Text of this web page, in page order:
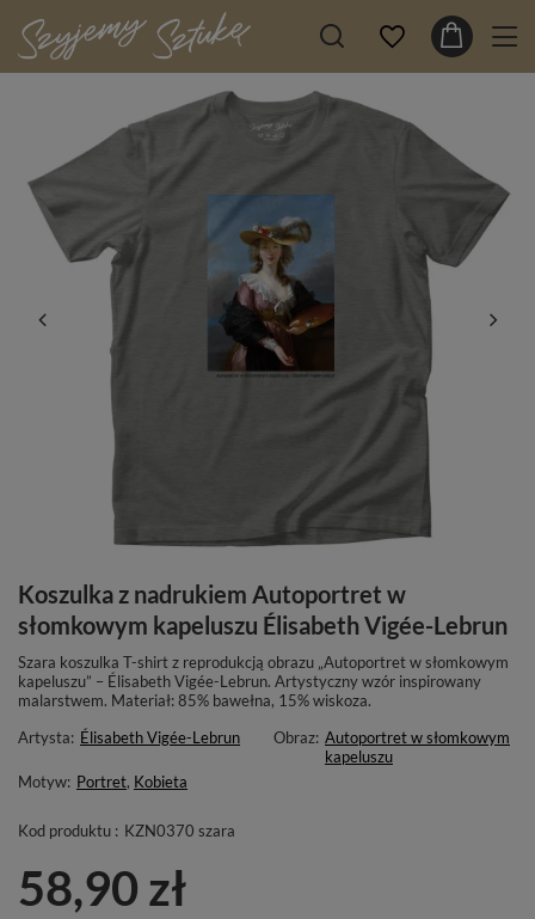
Koszulka z nadrukiem Autoportret w
słomkowym kapeluszu Élisabeth Vigée-Lebrun
Szara koszulka T-shirt z reprodukcją obrazu „Autoportret w słomkowym
kapeluszu” – Élisabeth Vigée-Lebrun. Artystyczny wzór inspirowany
malarstwem. Materiał: 85% bawełna, 15% wiskoza.
Artysta: Élisabeth Vigée-Lebrun Obraz: Autoportret w słomkowym
kapeluszu
Motyw: Portret, Kobieta
Kod produktu : KZN0370 szara
58,90 zł